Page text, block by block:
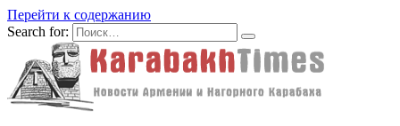
Перейти к содержанию
Search for: